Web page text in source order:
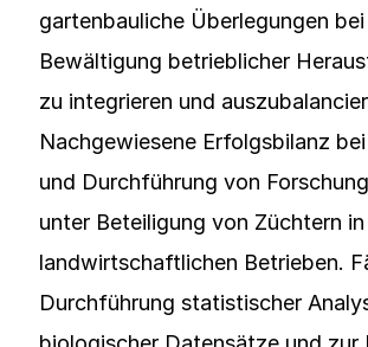
gartenbauliche Überlegungen
Bewältigung betrieblicher
zu integrieren und
Nachgewiesene Erfolgsbilanz
und Durchführung von
unter Beteiligung von Züchtern in
landwirtschaftlichen Betrieben.
Durchführung statistischer